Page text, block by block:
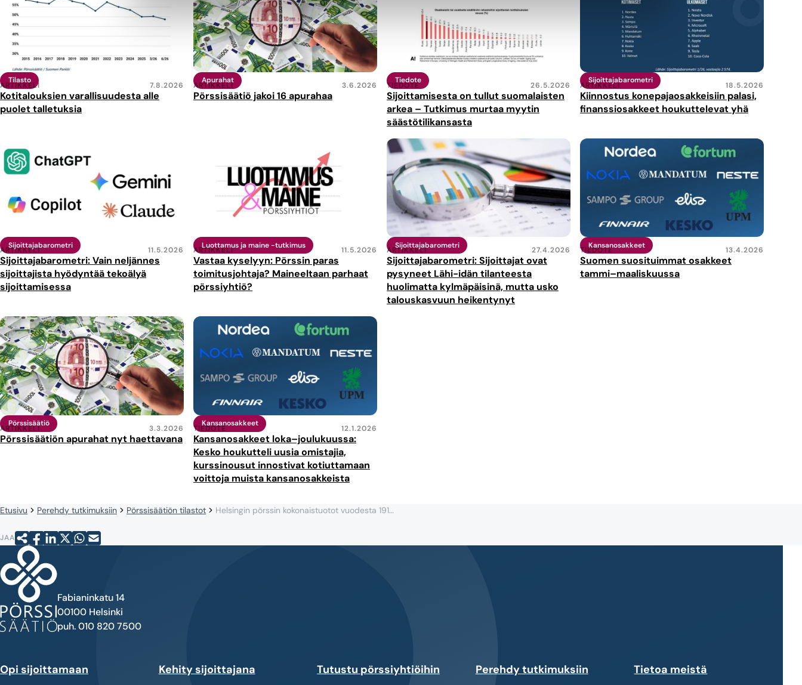
Tilasto
Kotitalouksien varallisuudesta alle
puolet talletuksia
ARTIKKELI 7.8.2026
Apurahat
Pörssisäätiö jakoi 16 apurahaa
ARTIKKELI 3.6.2026
Tiedote
Sijoittamisesta on tullut suomalaisten
arkea – Tutkimus murtaa myytin
säästötilikansasta
TIEDOTE 26.5.2026
Sijoittajabarometri
Kiinnostus konepajaosakkeisiin palasi,
finanssiosakkeet houkuttelevat yhä
ARTIKKELI 18.5.2026
Sijoittajabarometri
Sijoittajabarometri: Vain neljännes
sijoittajista hyödyntää tekoälyä
sijoittamisessa
ARTIKKELI 11.5.2026
Luottamus ja maine -tutkimus
Vastaa kyselyyn: Pörssin paras
toimitusjohtaja? Maineeltaan parhaat
pörssiyhtiö?
ARTIKKELI 11.5.2026
Sijoittajabarometri
Sijoittajabarometri: Sijoittajat ovat
pysyneet Lähi-idän tilanteesta
huolimatta kylmäpäisinä, mutta usko
talouskasvuun heikentynyt
ARTIKKELI 27.4.2026
Kansanosakkeet
Suomen suosituimmat osakkeet
tammi–maaliskuussa
TIEDOTE 13.4.2026
Pörssisäätiö
Pörssisäätiön apurahat nyt haettavana
ARTIKKELI 3.3.2026
Kansanosakkeet
Kansanosakkeet loka–joulukuussa:
Kesko houkutteli uusia omistajia,
kurssinousut innostivat kotiuttamaan
voittoja muista kansanosakkeista
TIEDOTE 12.1.2026
Etusivu Perehdy tutkimuksiin Pörssisäätiön tilastot Helsingin pörssin kokonaistuotot vuodesta 1913–
JAA
Fabianinkatu 14
00100 Helsinki
puh. 010 820 7500
Opi sijoittamaan Kehity sijoittajana Tutustu pörssiyhtiöihin Perehdy tutkimuksiin Tietoa meistä